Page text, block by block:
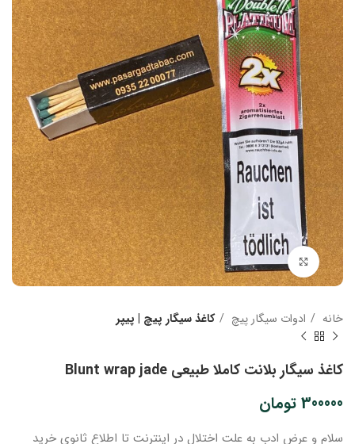
بزرگنمایی تصویر
خانه ادوات سیگار پیچ کاغذ سیگار پیچ | پیپر
کاغذ سیگار بلانت کاملا طبیعی Blunt wrap jade
300000 تومان
سلام و عرض ادب به علت اختلال در اینترنت تا اطلاع ثانوی خرید